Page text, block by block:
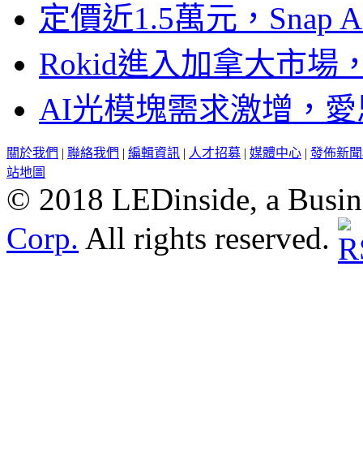
定價近1.5萬元，Snap
Rokid進入加拿大市場
AI光模塊需求激增，
關於我們 | 聯絡我們 | 編輯資訊 | 人才招募 | 媒體中心 | 發佈新
站地圖
© 2018 LEDinside, a
Corp. All rights reserved.